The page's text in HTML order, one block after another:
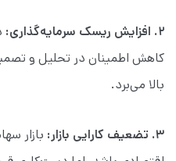
۲. افزایش ریسک سرمایه‌گذاری:
کاهش اطمینان در تحلیل و
بالا می‌برد.
۳. تضعیف کارایی بازار:
بازار